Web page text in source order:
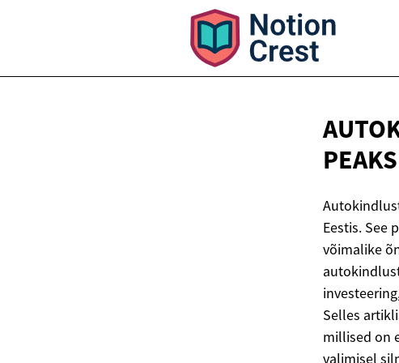
Eestis. See
võimalike
Selles
millised on
valimisel